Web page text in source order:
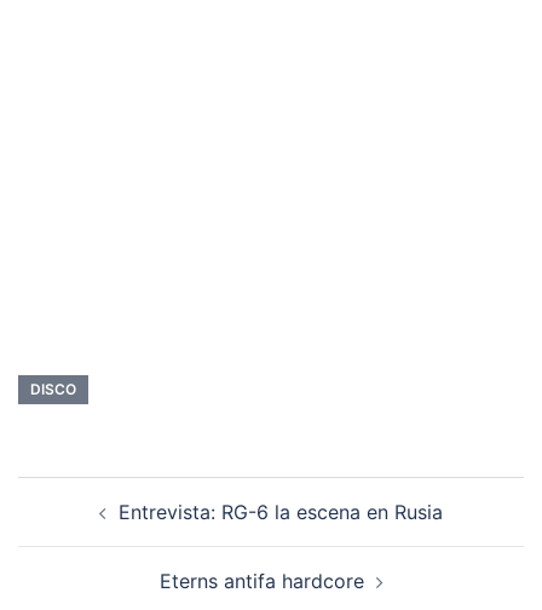
DISCO
Entrevista: RG-6 la escena en Rusia
Eterns antifa hardcore